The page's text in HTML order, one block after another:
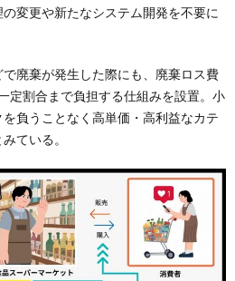
変更や新たなシステム開発を不要に
廃棄が発生した際にも、廃棄ロス費
定割合まで負担する仕組みを設置。小
負うことなく高単価・高利益なカテ
ている。